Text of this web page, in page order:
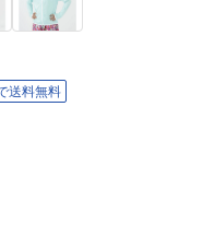
送料無料